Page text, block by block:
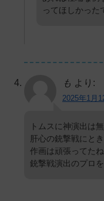
ってほしかった
も より:
2025年1月
トムスに神演出は
肝心の銃撃戦にと
作画は頑張ってたね
銃撃戦演出のプロ